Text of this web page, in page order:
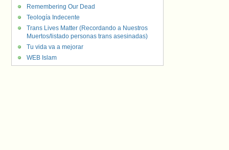
Remembering Our Dead
Teología Indecente
Trans Lives Matter (Recordando a Nuestros
Muertos/listado personas trans asesinadas)
Tu vida va a mejorar
WEB Islam